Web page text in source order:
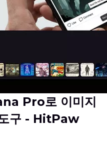
Pro로 이미지
구 - HitPaw